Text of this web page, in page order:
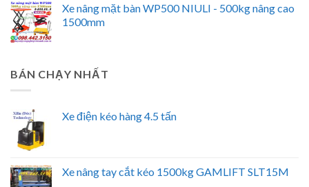
Xe nâng mặt bàn WP500 NIULI - 500kg nâng cao
1500mm
BÁN CHẠY NHẤT
Xe điện kéo hàng 4.5 tấn
Xe nâng tay cắt kéo 1500kg GAMLIFT SLT15M